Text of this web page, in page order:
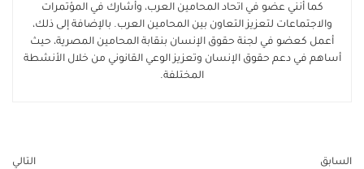
كما أنني عضو في اتحاد المحامين العرب، وأشارك في المؤتمرات
والاجتماعات لتعزيز التعاون بين المحامين العرب. بالإضافة إلى ذلك،
أعمل كعضو في لجنة حقوق الإنسان بنقابة المحامين المصرية، حيث
أساهم في دعم حقوق الإنسان وتعزيز الوعي القانوني من خلال الأنشطة
المختلفة.
السابق التالي